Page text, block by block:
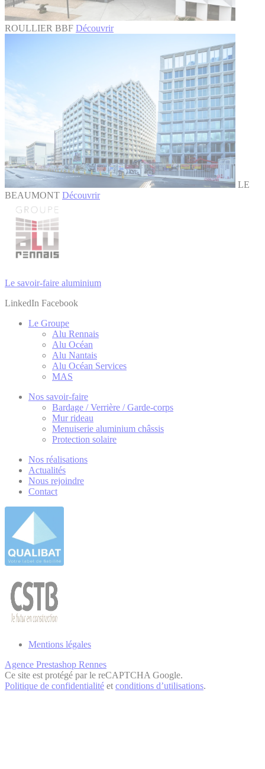
ROULLIER BBF Découvrir
LE
BEAUMONT Découvrir
Le savoir-faire aluminium
LinkedIn Facebook
Le Groupe
Alu Rennais
Alu Océan
Alu Nantais
Alu Océan Services
MAS
Nos savoir-faire
Bardage / Verrière / Garde-corps
Mur rideau
Menuiserie aluminium châssis
Protection solaire
Nos réalisations
Actualités
Nous rejoindre
Contact
Mentions légales
Agence Prestashop Rennes
Ce site est protégé par le reCAPTCHA Google.
Politique de confidentialité et conditions d’utilisations.